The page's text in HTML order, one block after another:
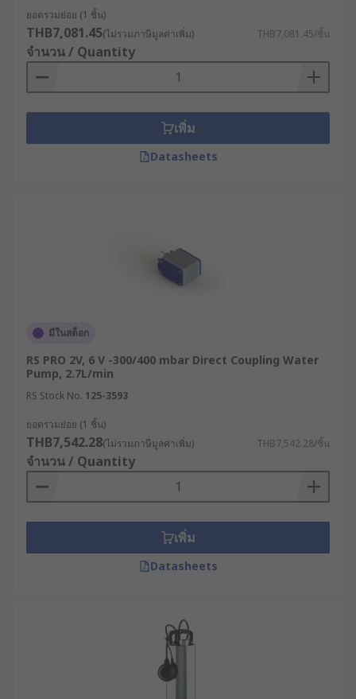
ยอดรวมย่อย (1 ชิ้น)
THB7,081.45(ไม่รวมภาษีมูลค่าเพิ่ม) THB7,081.45/ชิ้น
จำนวน / Quantity
เพิ่ม
Datasheets
มีในสต็อก
RS PRO 2V, 6 V -300/400 mbar Direct Coupling Water
Pump, 2.7L/min
RS Stock No. 125-3593
ยอดรวมย่อย (1 ชิ้น)
THB7,542.28(ไม่รวมภาษีมูลค่าเพิ่ม) THB7,542.28/ชิ้น
จำนวน / Quantity
เพิ่ม
Datasheets